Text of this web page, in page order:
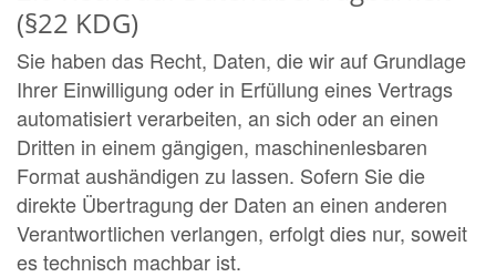
(§22 KDG)
Sie haben das Recht, Daten, die wir auf Grundlage
Ihrer Einwilligung oder in Erfüllung eines Vertrags
automatisiert verarbeiten, an sich oder an einen
Dritten in einem gängigen, maschinenlesbaren
Format aushändigen zu lassen. Sofern Sie die
direkte Übertragung der Daten an einen anderen
Verantwortlichen verlangen, erfolgt dies nur, soweit
es technisch machbar ist.